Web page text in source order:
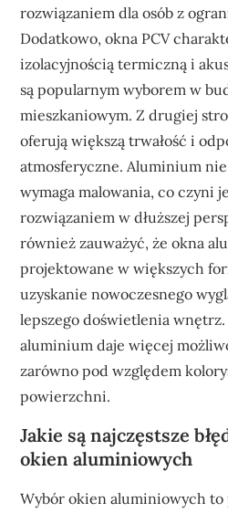
rozwiązaniem dla osób z
Dodatkowo, okna PCV
izolacyjnością termiczną i
są popularnym wyborem w
mieszkaniowym. Z drugiej
oferują większą trwałość i
atmosferyczne. Aluminium
wymaga malowania, co czyni
rozwiązaniem w dłuższej
również zauważyć, że okna
projektowane w większych
uzyskanie nowoczesnego
lepszego doświetlenia
aluminium daje więcej
zarówno pod względem
powierzchni.
Jakie są najczęstsze
okien aluminiowych
Wybór okien aluminiowych to